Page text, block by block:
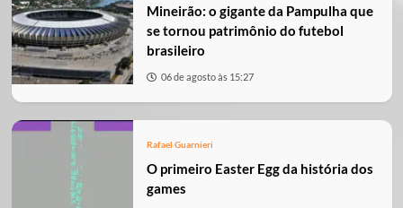
Mineirão: o gigante da Pampulha que
se tornou patrimônio do futebol
brasileiro
06 de agosto às 15:27
Rafael Guarnieri
O primeiro Easter Egg da história dos
games